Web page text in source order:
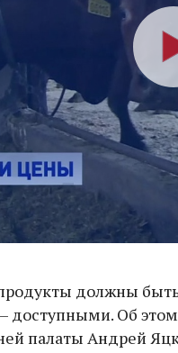
должны
доступными. Об
палаты Андрей